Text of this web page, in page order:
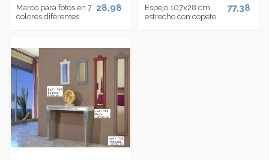
Marco para fotos en 7
colores diferentes
28,98
Espejo 107x28 cm.
estrecho con copete
77,38